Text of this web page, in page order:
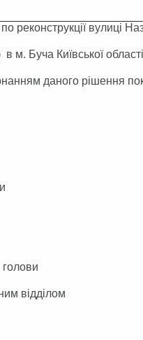
реконструкції вулиці
м. Буча Київської
даного рішення
А.П.
справами
голови
відділом